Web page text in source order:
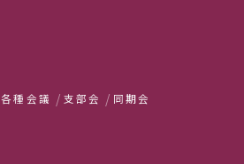
各種会議 支部会 同期会